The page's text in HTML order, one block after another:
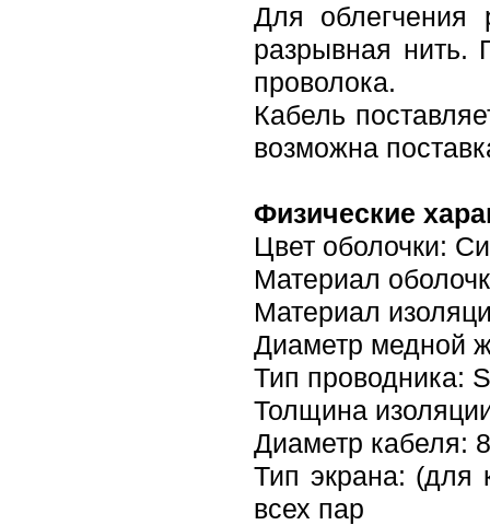
Для облегчения
разрывная нить.
проволока.
Кабель
возможна
Физические
Цвет оболочки:
Материал
Материал
Диаметр медной
Тип проводника:
Толщина
Диаметр кабеля:
Тип экрана: (для
всех пар